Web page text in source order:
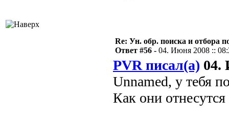
Re: Ун. обр. поиска и отбора
Ответ #56 - 04. Июня 2008 ::
PVR писал(а) 04.
Unnamed, у тебя
Как они